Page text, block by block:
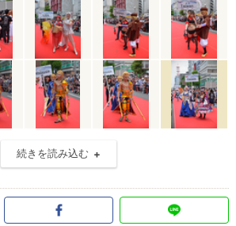
続きを読み込む